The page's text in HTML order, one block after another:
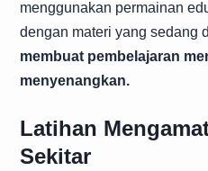
menggunakan permainan
dengan materi yang sedang
membuat pembelajaran
menyenangkan.
Latihan
Sekitar